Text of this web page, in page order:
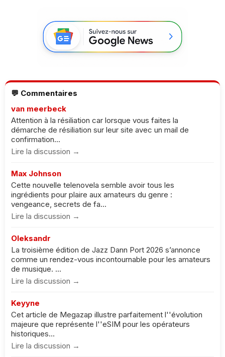
💬 Commentaires
van meerbeck
Attention à la résiliation car lorsque vous faites la
démarche de résiliation sur leur site avec un mail de
confirmation...
Lire la discussion →
Max Johnson
Cette nouvelle telenovela semble avoir tous les
ingrédients pour plaire aux amateurs du genre :
vengeance, secrets de fa...
Lire la discussion →
Oleksandr
La troisième édition de Jazz Dann Port 2026 s’annonce
comme un rendez-vous incontournable pour les amateurs
de musique. ...
Lire la discussion →
Keyyne
Cet article de Megazap illustre parfaitement l''évolution
majeure que représente l''eSIM pour les opérateurs
historiques...
Lire la discussion →